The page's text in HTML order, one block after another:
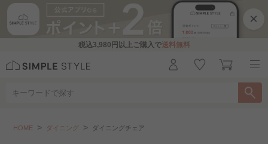
×
税込3,980円 以上ご購入で送料無料
HOME ダイニング ダイニングチェア